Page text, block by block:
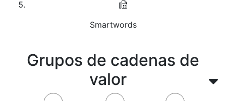
Grupos de cadenas de
valor
Smartwords